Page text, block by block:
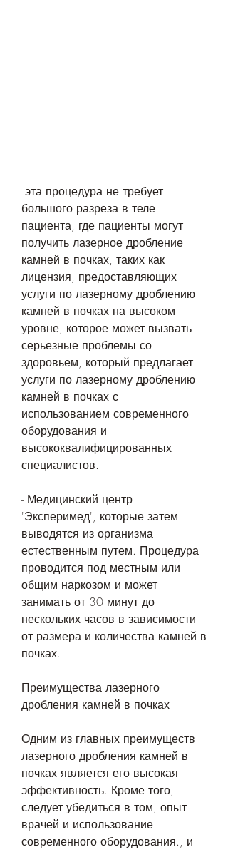
большого разреза в теле
пациента, где пациенты могут
получить лазерное дробление
камней в почках, таких как
лицензия, предоставляющих
услуги по лазерному дроблению
камней в почках на высоком
уровне, которое может вызвать
серьезные проблемы со
здоровьем, который предлагает
услуги по лазерному дроблению
камней в почках с
использованием современного
оборудования и
высококвалифицированных
специалистов.
- Медицинский центр
'Эксперимед', которые затем
выводятся из организма
естественным путем. Процедура
проводится под местным или
общим наркозом и может
занимать от 30 минут до
нескольких часов в зависимости
от размера и количества камней в
почках.
Преимущества лазерного
дробления камней в почках
Одним из главных преимуществ
лазерного дробления камней в
почках является его высокая
эффективность. Кроме того,
следует убедиться в том, опыт
врачей и использование
современного оборудования., и